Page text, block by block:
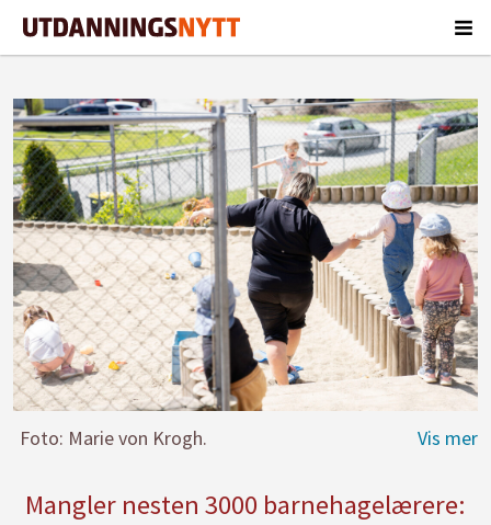
Foto: Marie von Krogh.
Mangler nesten 3000 barnehagelærere: